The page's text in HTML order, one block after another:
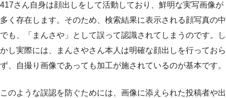
417さん自身は顔出しをして活動しており、鮮明な実写画像が
多く存在します。そのため、検索結果に表示される顔写真の中
でも、「まんさや」として誤って認識されてしまうのです。し
かし実際には、まんさやさん本人は明確な顔出しを行っておら
ず、自撮り画像であっても加工が施されているのが基本です。
このような誤認を防ぐためには、画像に添えられた投稿者や出